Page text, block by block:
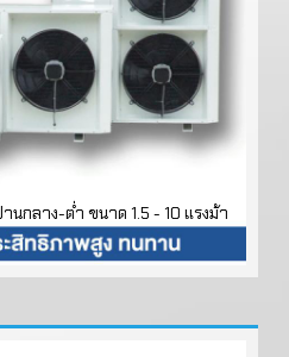
กลาง-ต่ำ ขนาด 1.5 - 10 แรงม้า